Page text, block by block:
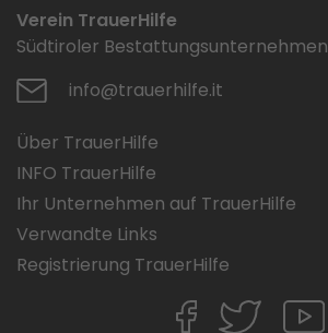
Verein TrauerHilfe
Südtiroler Bestattungsunternehmen
info@trauerhilfe.it
Über TrauerHilfe
INFO TrauerHilfe
Ihr Unternehmen auf TrauerHilfe
Verwandte Links
Registrierung TrauerHilfe